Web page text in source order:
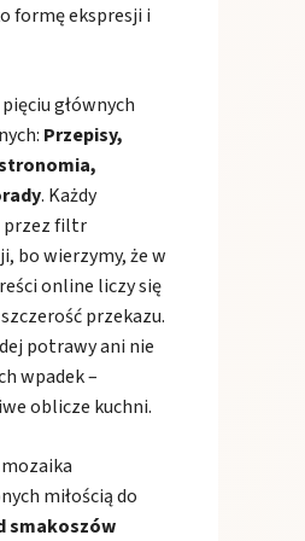
formę ekspresji i
głównych
Przepisy,
. Każdy
przez filtr
bo wierzymy, że w
online liczy się
przekazu.
potrawy ani nie
wpadek –
oblicze kuchni.
miłością do
smakoszów